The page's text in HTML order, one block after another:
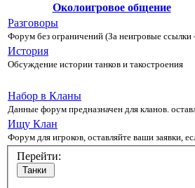
Околоигровое общение
Разговоры
Форум без ограничений (За неигровые ссылки
История
Обсуждение истории танков и такостроения
Набор в Кланы
Данные форум предназначен для кланов.
Ищу Клан
Форум для игроков, оставляйте ваши заявки,
Перейти:
Танки